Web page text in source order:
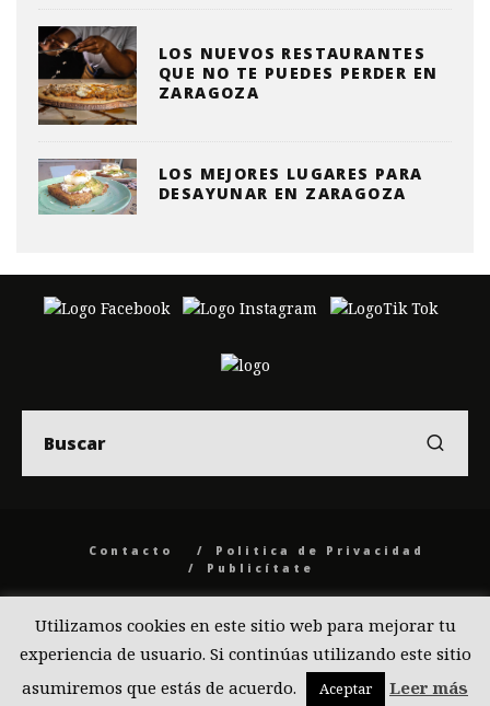
LOS NUEVOS RESTAURANTES
QUE NO TE PUEDES PERDER EN
ZARAGOZA
LOS MEJORES LUGARES PARA
DESAYUNAR EN ZARAGOZA
Contacto
Politica de Privacidad
Publicítate
Utilizamos cookies en este sitio web para mejorar tu
experiencia de usuario. Si continúas utilizando este sitio
asumiremos que estás de acuerdo.
Aceptar Leer más